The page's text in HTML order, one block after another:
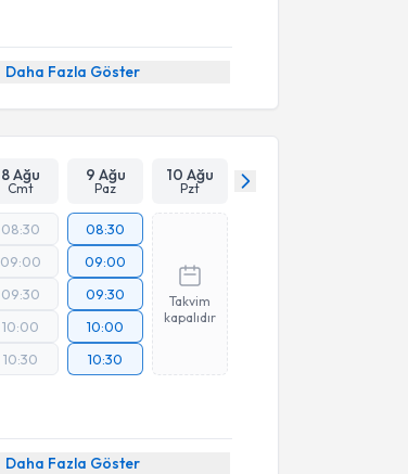
Daha Fazla Göster
8 Ağu
Cmt
9 Ağu
Paz
10 Ağu
Pzt
08:30
09:00
09:30
10:00
10:30
08:30
09:00
09:30
10:00
10:30
Takvim
kapalıdır
Daha Fazla Göster